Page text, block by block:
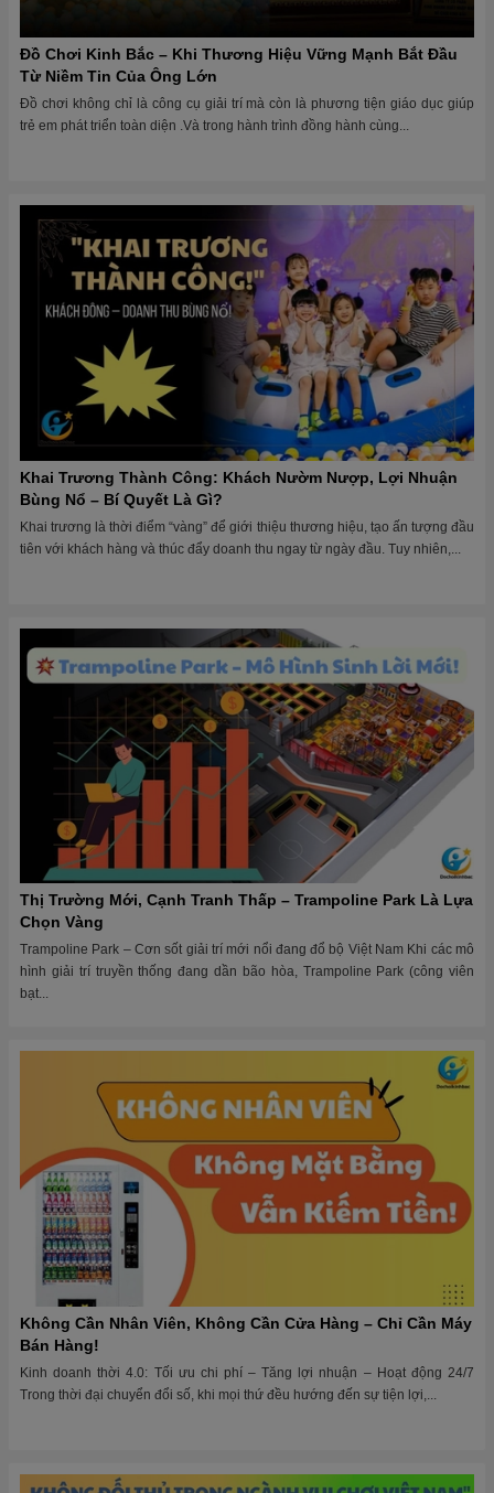
Đồ Chơi Kinh Bắc – Khi Thương Hiệu Vững Mạnh Bắt Đầu
Từ Niềm Tin Của Ông Lớn
Đồ chơi không chỉ là công cụ giải trí mà còn là phương tiện giáo dục giúp
trẻ em phát triển toàn diện .Và trong hành trình đồng hành cùng...
Khai Trương Thành Công: Khách Nườm Nượp, Lợi Nhuận
Bùng Nổ – Bí Quyết Là Gì?
Khai trương là thời điểm “vàng” để giới thiệu thương hiệu, tạo ấn tượng đầu
tiên với khách hàng và thúc đẩy doanh thu ngay từ ngày đầu. Tuy nhiên,...
Thị Trường Mới, Cạnh Tranh Thấp – Trampoline Park Là Lựa
Chọn Vàng
Trampoline Park – Cơn sốt giải trí mới nổi đang đổ bộ Việt Nam Khi các mô
hình giải trí truyền thống đang dần bão hòa, Trampoline Park (công viên
bạt...
Không Cần Nhân Viên, Không Cần Cửa Hàng – Chỉ Cần Máy
Bán Hàng!
Kinh doanh thời 4.0: Tối ưu chi phí – Tăng lợi nhuận – Hoạt động 24/7
Trong thời đại chuyển đổi số, khi mọi thứ đều hướng đến sự tiện lợi,...